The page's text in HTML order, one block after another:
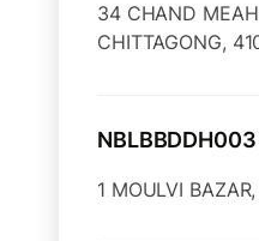
34 CHAND
CHITTAGONG,
NBLBBDDH003
1 MOULVI